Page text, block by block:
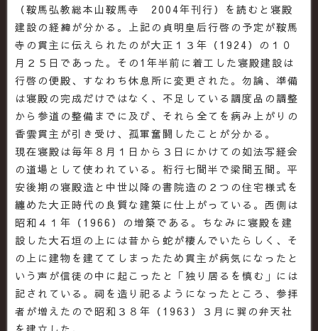
（鞍馬弘教総本山鞍馬寺 2004年刊行）を読むと寝殿
建設の経緯が分かる。上記の貞明皇后行啓の予定が鞍馬
寺の貫主に伝えられたのが大正１３年（1924）の１０
月２５日であった。その1年半前に着工した寝殿建設は
行啓の便殿、すなわち休息所に変更された。勿論、準備
は寝殿の完成だけではなく、不足している調度品の調整
から参道の整備までに及び、それら全てを病み上がりの
香雲貫主が引き受け、孤軍奮闘したことが分かる。
現在寝殿は毎年８月１日から３日にかけての如法写経会
の道場として使われている。桁行七間半で梁間五間。平
安後期の寝殿造と中世以降の書院造の２つの住宅様式を
纏めた大正時代の良質な建築に仕上がっている。西側は
昭和４１年（1966）の増築である。ちなみに寝殿を建
設した大石垣の上には昔から蛇が棲んでいたらしく、そ
の上に建物を建ててしまったため貫主が病気になったと
いう声が信徒の中に起こったと「独り居るを慎む」には
記されている。祠を造り祀るようになったところ、参拝
者が増えたので昭和３８年（1963）３月に巽の弁天社